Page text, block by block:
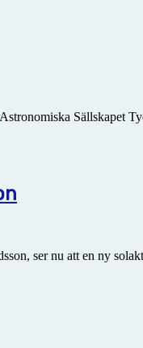
Sällskapet
ser nu att en ny